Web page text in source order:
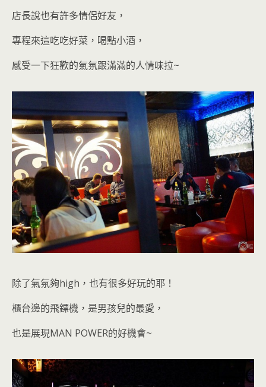
店長說也有許多情侶好友，
專程來這吃吃好菜，喝點小酒，
感受一下狂歡的氣氛跟滿滿的人情味拉~
除了氣氛夠high，也有很多好玩的耶！
櫃台邊的飛鏢機，是男孩兒的最愛 ，
也是展現MAN POWER的好機會~